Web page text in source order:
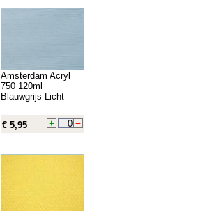
Amsterdam Acryl
750 120ml
Blauwgrijs Licht
€ 5,95